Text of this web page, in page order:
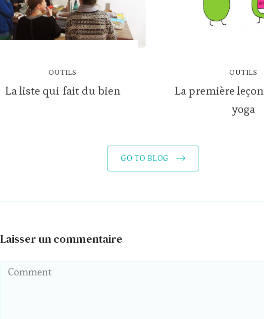
OUTILS
La liste qui fait du bien
OUTILS
La première
yoga
GO TO BLOG
Laisser un commentaire